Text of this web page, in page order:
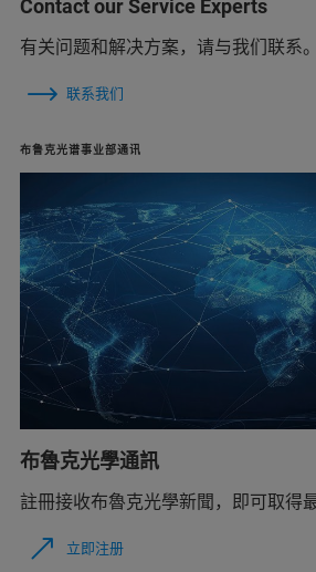
Contact our Service Experts
有关问题和解决方案，请与我们联系。
联系我们
布鲁克光谱事业部通讯
布魯克光學通訊
註冊接收布魯克光學新聞，即可取得
立即注册